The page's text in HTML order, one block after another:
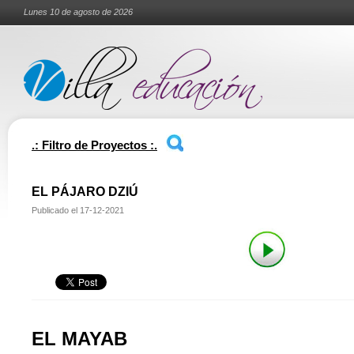
Lunes 10 de agosto de 2026
.: Filtro de Proyectos :.
EL PÁJARO DZIÚ
Publicado el 17-12-2021
EL MAYAB